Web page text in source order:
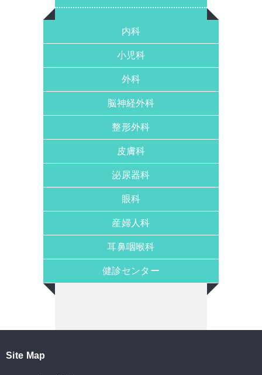
内科
小児科
外科
脳神経外科
整形外科
皮膚科
泌尿器科
眼科
産婦人科
耳鼻咽喉科
健診センター
Site Map